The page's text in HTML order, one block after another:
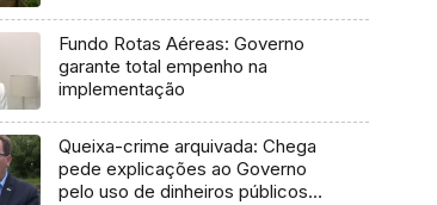
Fundo Rotas Aéreas: Governo
garante total empenho na
implementação
Queixa-crime arquivada: Chega
pede explicações ao Governo
pelo uso de dinheiros públicos